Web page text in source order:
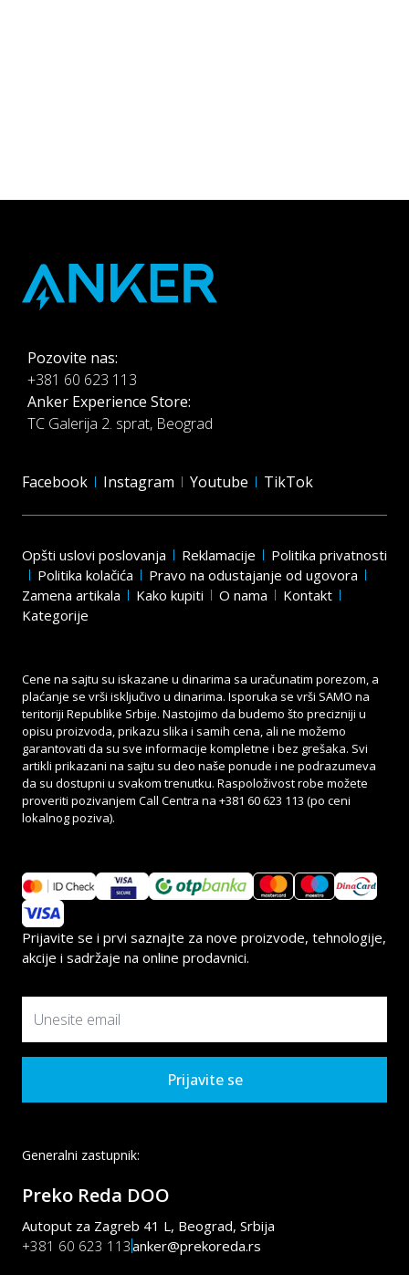
Pozovite nas:
+381 60 623 113
Anker Experience Store:
TC Galerija 2. sprat, Beograd
Facebook Instagram Youtube TikTok
Opšti uslovi poslovanja Reklamacije
Politika privatnosti
Politika kolačića
Pravo na odustajanje od ugovora
Zamena artikala
Kako kupiti O nama
Kontakt
Kategorije
Cene na sajtu su iskazane u dinarima sa uračunatim porezom, a
plaćanje se vrši isključivo u dinarima. Isporuka se vrši SAMO na
teritoriji Republike Srbije. Nastojimo da budemo što precizniji u
opisu proizvoda, prikazu slika i samih cena, ali ne možemo
garantovati da su sve informacije kompletne i bez grešaka. Svi
artikli prikazani na sajtu su deo naše ponude i ne podrazumeva
da su dostupni u svakom trenutku. Raspoloživost robe možete
proveriti pozivanjem Call Centra na +381 60 623 113 (po ceni
lokalnog poziva).
Prijavite se i prvi saznajte za nove proizvode, tehnologije,
akcije i sadržaje na online prodavnici.
Prijavite se
Generalni zastupnik:
Preko Reda DOO
Autoput za Zagreb 41 L, Beograd, Srbija
+381 60 623 113anker@prekoreda.rs